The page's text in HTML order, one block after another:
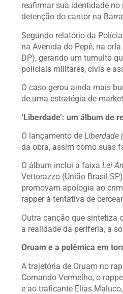
reafirmar sua identidade
detenção do cantor na
Segundo relatório da
na Avenida do Pepê, na
DP), gerando um tumulto
policiais militares, civis e
O caso gerou ainda mais
de uma estratégia de
‘Liberdade’: um álbum de
O lançamento de Liberdade
da obra, assim como suas
O álbum inclui a faixa Lei
Vettorazzo (União Brasil-
promovam apologia ao
rapper à tentativa de
Outra canção que sintetiza
a realidade da periferia, a
Oruam e a polêmica em
A trajetória de Oruam no
Comando Vermelho, o
e ao traficante Elias